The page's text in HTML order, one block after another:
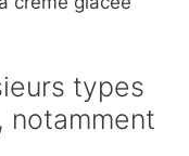
types
notamment